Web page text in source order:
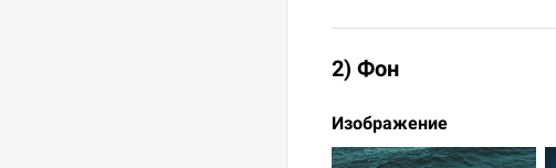
2) Фон
Изображение